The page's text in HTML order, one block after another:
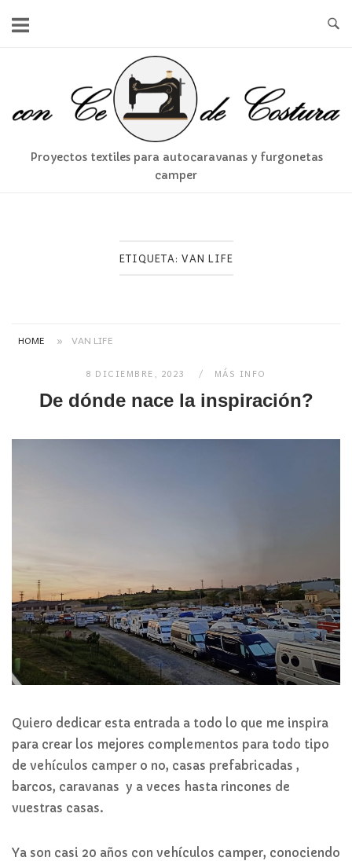
Proyectos textiles para autocaravanas y furgonetas
camper
ETIQUETA: VAN LIFE
HOME » VAN LIFE
8 DICIEMBRE, 2023 MÁS INFO
De dónde nace la inspiración?
Quiero dedicar esta entrada a todo lo que me inspira
para crear los mejores complementos para todo tipo
de vehículos camper o no, casas prefabricadas ,
barcos, caravanas y a veces hasta rincones de
vuestras casas.
Ya son casi 20 años con vehículos camper, conociendo